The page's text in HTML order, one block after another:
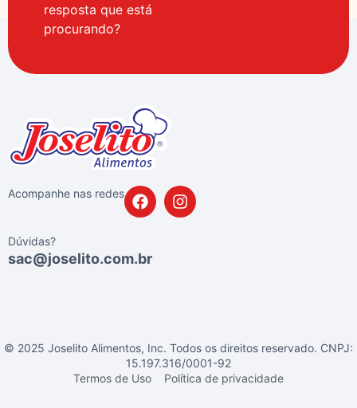
resposta que está
procurando?
Acompanhe nas redes
Dúvidas?
sac@joselito.com.br
© 2025 Joselito Alimentos, Inc. Todos os direitos reservado. CNPJ:
15.197.316/0001-92
Termos de Uso
Política de privacidade